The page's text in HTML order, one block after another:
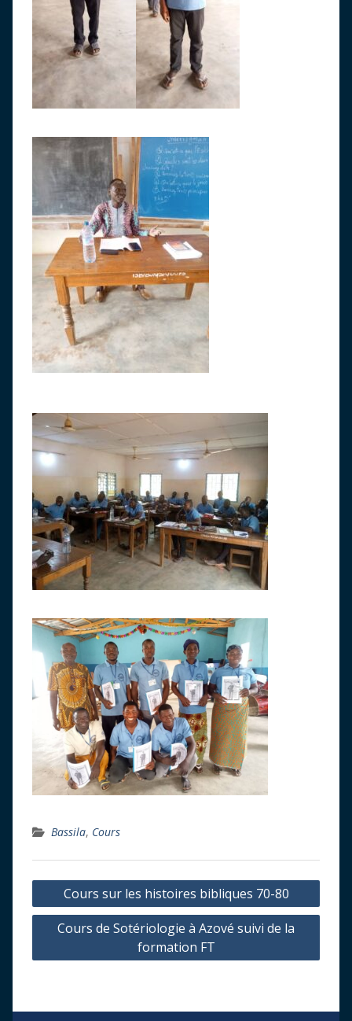
Bassila, Cours
Navigation
de
l’article
Cours sur les histoires bibliques 70-80
Cours de Sotériologie à Azové suivi de la
formation FT